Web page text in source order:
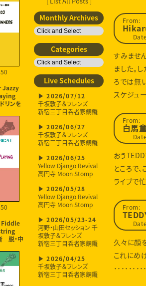
From:
すみませ
ました。
ろでは無
スケジュ
From:
白馬
おう
ところで
ライブで
From:
久々に顔
これにめ
･･･････
Jazzy
リンを
Fiddle
脱・中
Monthly Archives
Categories
Live Schedules
2026/07/12
千坂敦子＆フレンズ
新宿三丁目呑者家銅鑼
2026/06/27
千坂敦子＆フレンズ
新宿三丁目呑者家銅鑼
2026/06/25
Yellow Django Revival
高円寺 Moon Stomp
2026/05/28
Yellow Django Revival
高円寺 Moon Stomp
2026/05/23-24
河野・山田セッション 千
坂敦子＆フレンズ
新宿三丁目呑者家銅鑼
2026/04/25
千坂敦子＆フレンズ
新宿三丁目呑者家銅鑼